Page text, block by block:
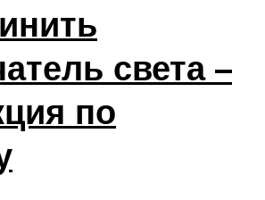
света –
по